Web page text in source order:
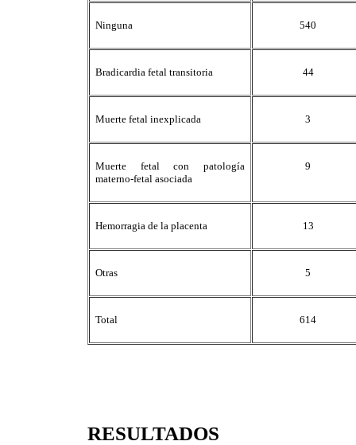
Ninguna 540
Bradicardia fetal transitoria 44
Muerte fetal inexplicada 3
Muerte fetal con patología
materno-fetal asociada
9
Hemorragia de la placenta 13
Otras 5
Total 614
RESULTADOS